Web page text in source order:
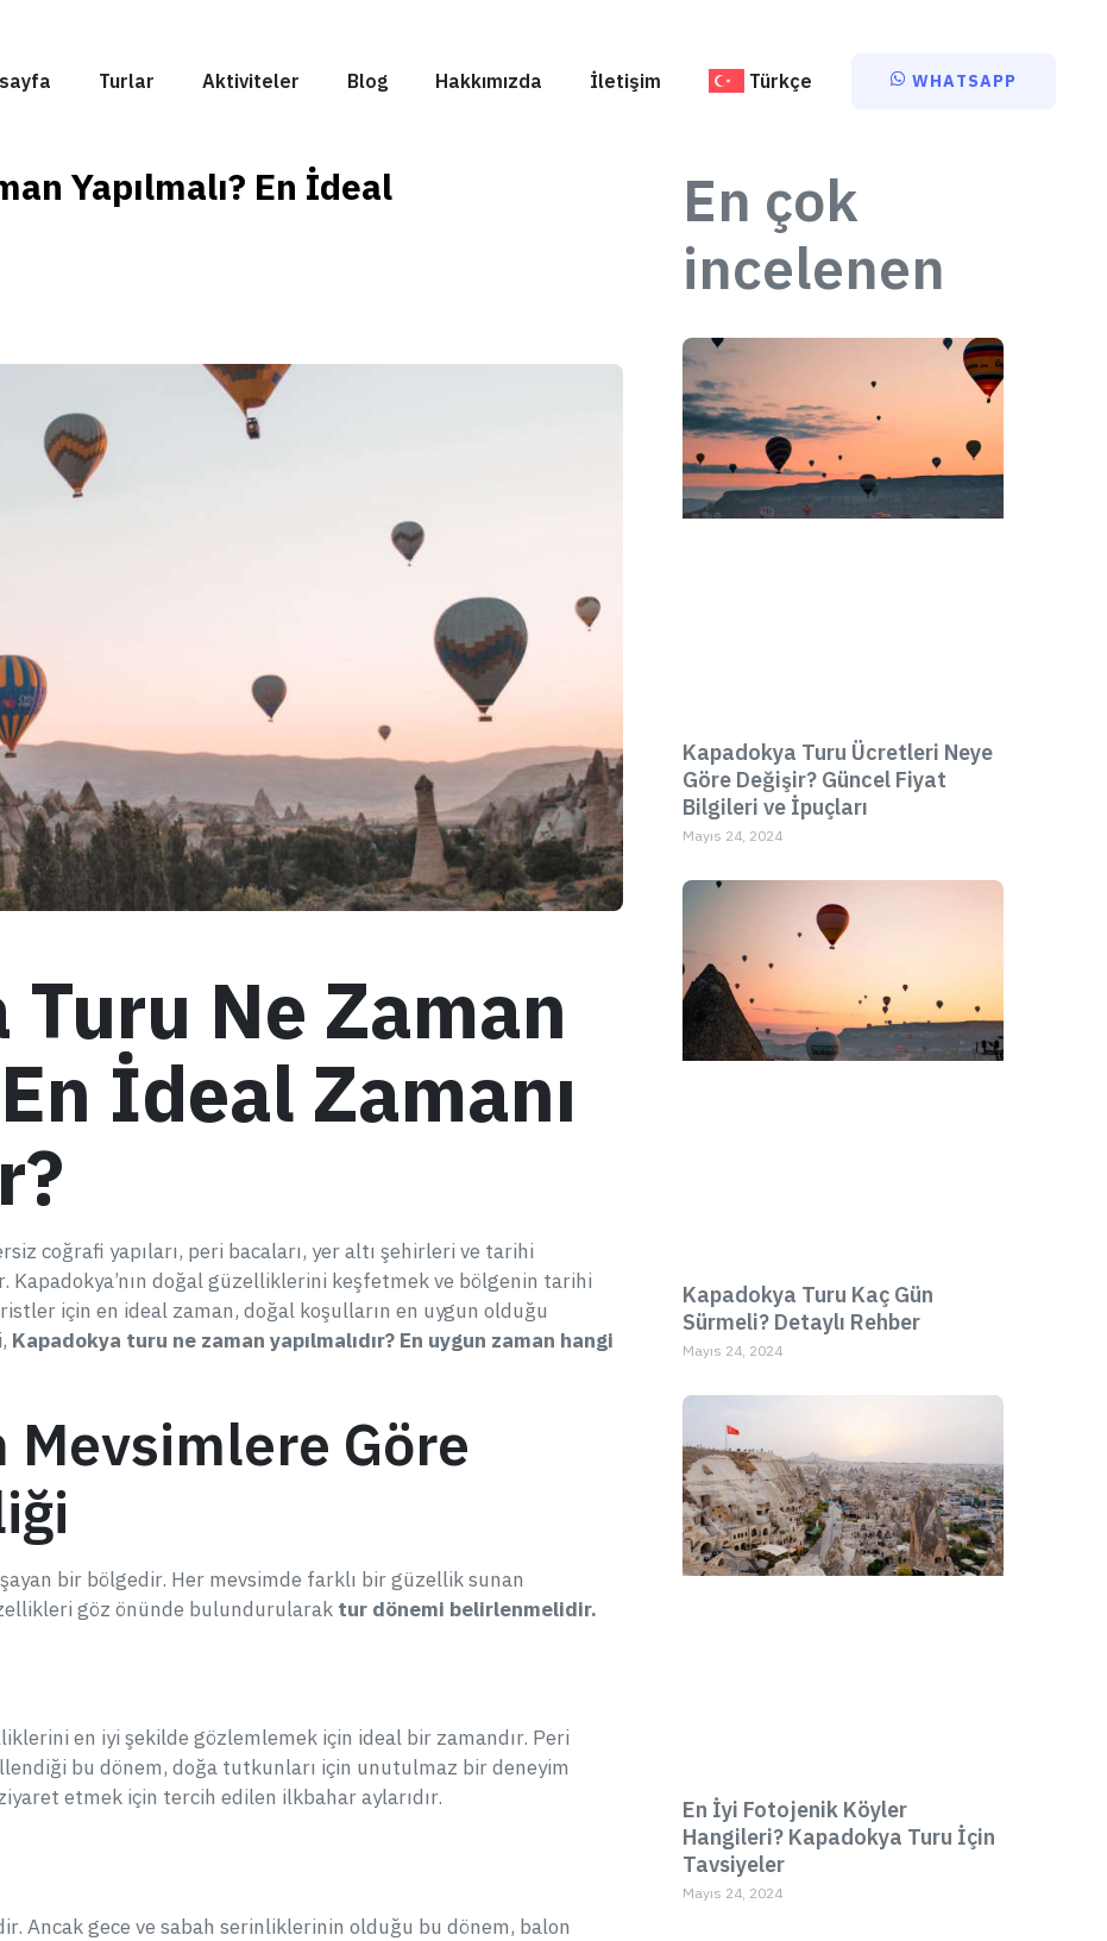
Turlar Aktiviteler Blog Hakkımızda İletişim Türkçe WHATSAPP
Yapılmalı? En İdeal
Ne Zaman
İdeal Zamanı
coğrafi yapıları, peri bacaları, yer altı şehirleri ve tarihi
doğal güzelliklerini keşfetmek ve bölgenin tarihi
için en ideal zaman, doğal koşulların en uygun olduğu
Kapadokya turu ne zaman yapılmalıdır? En uygun zaman hangi
Mevsimlere Göre
bir bölgedir. Her mevsimde farklı bir güzellik sunan
göz önünde bulundurularak tur dönemi belirlenmelidir.
en iyi şekilde gözlemlemek için ideal bir zamandır. Peri
bu dönem, doğa tutkunları için unutulmaz bir deneyim
ziyaret etmek için tercih edilen ilkbahar aylarıdır.
Ancak gece ve sabah serinliklerinin olduğu bu dönem, balon
En çok
incelenen
Kapadokya Turu Ücretleri Neye
Göre Değişir? Güncel Fiyat
Bilgileri ve İpuçları
Mayıs 24, 2024
Kapadokya Turu Kaç Gün
Sürmeli? Detaylı Rehber
Mayıs 24, 2024
En İyi Fotojenik Köyler
Hangileri? Kapadokya Turu İçin
Tavsiyeler
Mayıs 24, 2024